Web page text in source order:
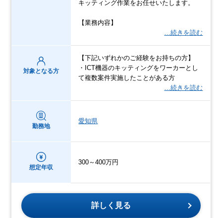
キッティング作業をお任せいたします。
【業務内容】
…続きを読む
対象となる方
【下記いずれかのご経験をお持ちの方】
・ICT機器のキッティングをワーカーとし
て複数案件実施したことがある方
…続きを読む
勤務地
愛知県
想定年収
300～400万円
詳しく見る